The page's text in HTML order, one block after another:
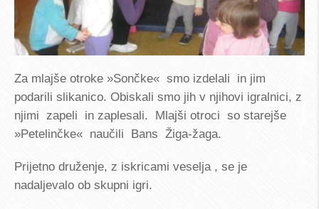
Za mlajše otroke »Sončke« smo izdelali in jim
podarili slikanico. Obiskali smo jih v njihovi igralnici, z
njimi zapeli in zaplesali. Mlajši otroci so starejše
»Petelinčke« naučili Bans Žiga-žaga.
Prijetno druženje, z iskricami veselja , se je
nadaljevalo ob skupni igri.